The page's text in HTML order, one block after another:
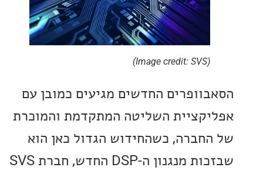
החדשים מגיעים כמובן עם
השליטה המתקדמת והמוכרת
כשהחידוש הגדול כאן הוא
שבזכות מנגנון ה-DSP החדש, חברת SVS